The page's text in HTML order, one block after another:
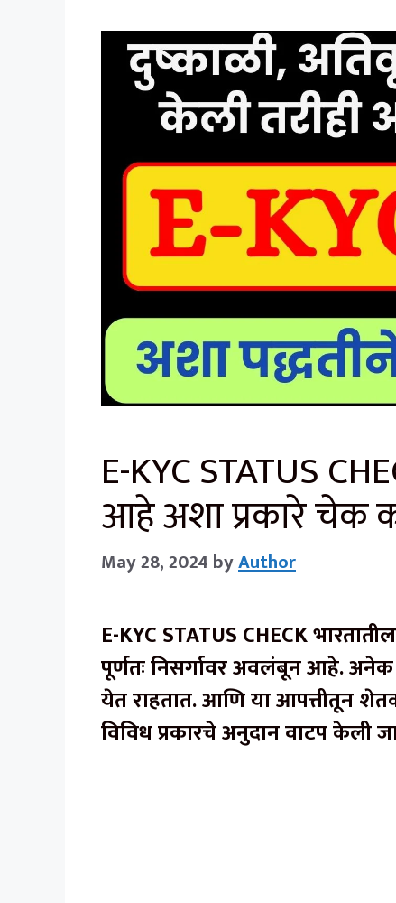
E-KYC STATUS
आहे अशा प्रकारे चेक
May 28, 2024 byAuthor
E-KYC STATUS CHECK
पूर्णतः निसर्गावर अवलंबून आहे. अनेक
येत राहतात. आणि या आपत्तीतून
विविध प्रकारचे अनुदान वाटप केली